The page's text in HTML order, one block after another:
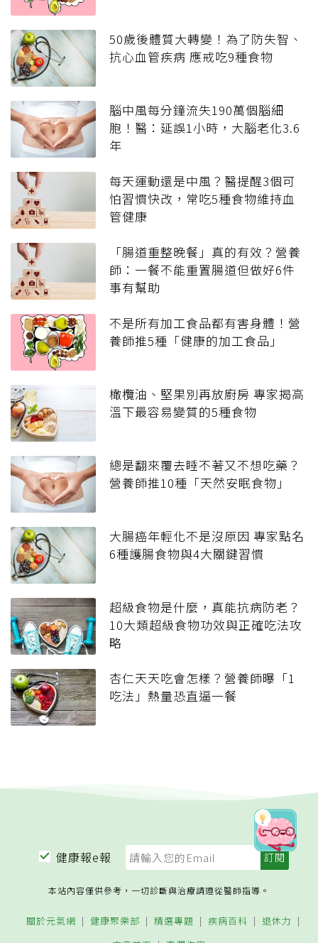
50歲後體質大轉變！為了防失智、
抗心血管疾病 應戒吃9種食物
腦中風每分鐘流失190萬個腦細
胞！醫：延誤1小時，大腦老化3.6
年
每天運動還是中風？醫提醒3個可
怕習慣快改，常吃5種食物維持血
管健康
「腸道重整晚餐」真的有效？營養
師：一餐不能重置腸道但做好6件
事有幫助
不是所有加工食品都有害身體！營
養師推5種「健康的加工食品」
橄欖油、堅果別再放廚房 專家揭高
溫下最容易變質的5種食物
總是翻來覆去睡不著又不想吃藥？
營養師推10種「天然安眠食物」
大腸癌年輕化不是沒原因 專家點名
6種護腸食物與4大關鍵習慣
超級食物是什麼，真能抗病防老？
10大類超級食物功效與正確吃法攻
略
杏仁天天吃會怎樣？營養師曝「1
吃法」熱量恐直逼一餐
健康報e報
本站內容僅供參考，一切診斷與治療請遵從醫師指導。
關於元氣網 健康聚樂部 精選專題 疾病百科
退休力